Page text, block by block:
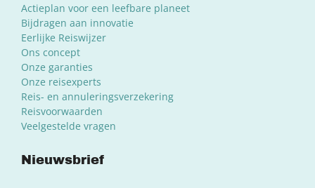
Actieplan voor een leefbare planeet
Bijdragen aan innovatie
Eerlijke Reiswijzer
Ons concept
Onze garanties
Onze reisexperts
Reis- en annuleringsverzekering
Reisvoorwaarden
Veelgestelde vragen
Nieuwsbrief